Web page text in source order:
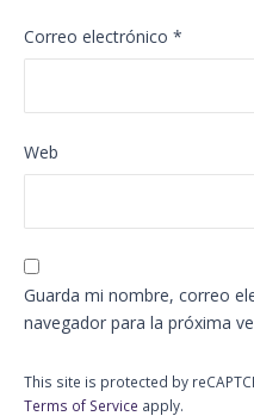
Correo electrónico *
Web
Guarda mi nombre, correo
navegador para la próxima
This site is protected by
Terms of Service apply.